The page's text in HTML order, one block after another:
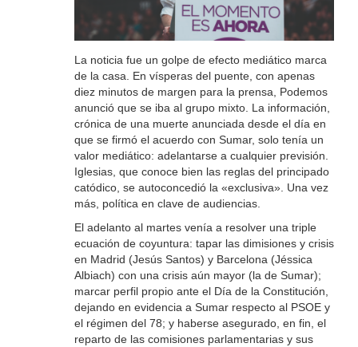
La noticia fue un golpe de efecto mediático marca
de la casa. En vísperas del puente, con apenas
diez minutos de margen para la prensa, Podemos
anunció que se iba al grupo mixto. La información,
crónica de una muerte anunciada desde el día en
que se firmó el acuerdo con Sumar, solo tenía un
valor mediático: adelantarse a cualquier previsión.
Iglesias, que conoce bien las reglas del principado
catódico, se autoconcedió la «exclusiva». Una vez
más, política en clave de audiencias.
El adelanto al martes venía a resolver una triple
ecuación de coyuntura: tapar las dimisiones y crisis
en Madrid (Jesús Santos) y Barcelona (Jéssica
Albiach) con una crisis aún mayor (la de Sumar);
marcar perfil propio ante el Día de la Constitución,
dejando en evidencia a Sumar respecto al PSOE y
el régimen del 78; y haberse asegurado, en fin, el
reparto de las comisiones parlamentarias y sus